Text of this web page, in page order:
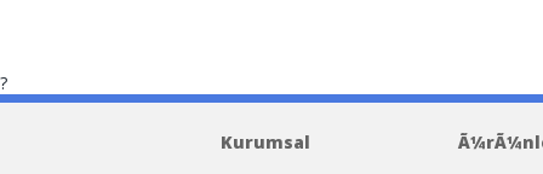
?
Kurumsal
HermÃ¨s EvelyneReplica Bolso